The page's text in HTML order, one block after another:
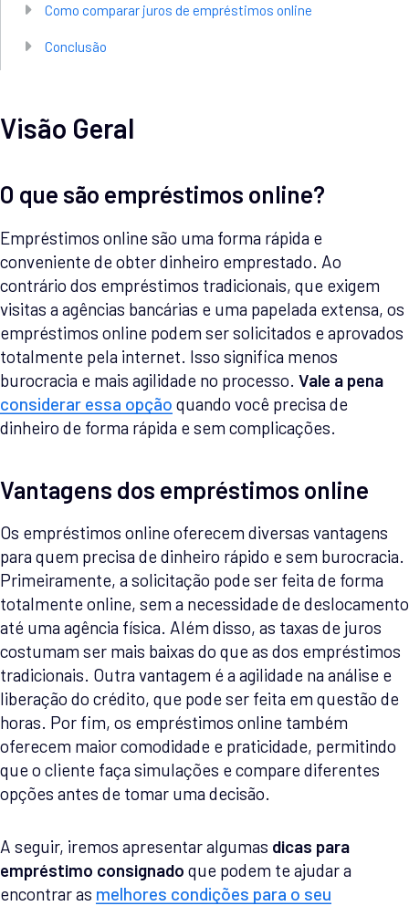
Como comparar juros de empréstimos online
Conclusão
Visão Geral
O que são empréstimos online?
Empréstimos online são uma forma rápida e
conveniente de obter dinheiro emprestado. Ao
contrário dos empréstimos tradicionais, que exigem
visitas a agências bancárias e uma papelada extensa, os
empréstimos online podem ser solicitados e aprovados
totalmente pela internet. Isso significa menos
burocracia e mais agilidade no processo. Vale a pena
considerar essa opção quando você precisa de
dinheiro de forma rápida e sem complicações.
Vantagens dos empréstimos online
Os empréstimos online oferecem diversas vantagens
para quem precisa de dinheiro rápido e sem burocracia.
Primeiramente, a solicitação pode ser feita de forma
totalmente online, sem a necessidade de deslocamento
até uma agência física. Além disso, as taxas de juros
costumam ser mais baixas do que as dos empréstimos
tradicionais. Outra vantagem é a agilidade na análise e
liberação do crédito, que pode ser feita em questão de
horas. Por fim, os empréstimos online também
oferecem maior comodidade e praticidade, permitindo
que o cliente faça simulações e compare diferentes
opções antes de tomar uma decisão.
A seguir, iremos apresentar algumas dicas para
empréstimo consignado que podem te ajudar a
encontrar as melhores condições para o seu